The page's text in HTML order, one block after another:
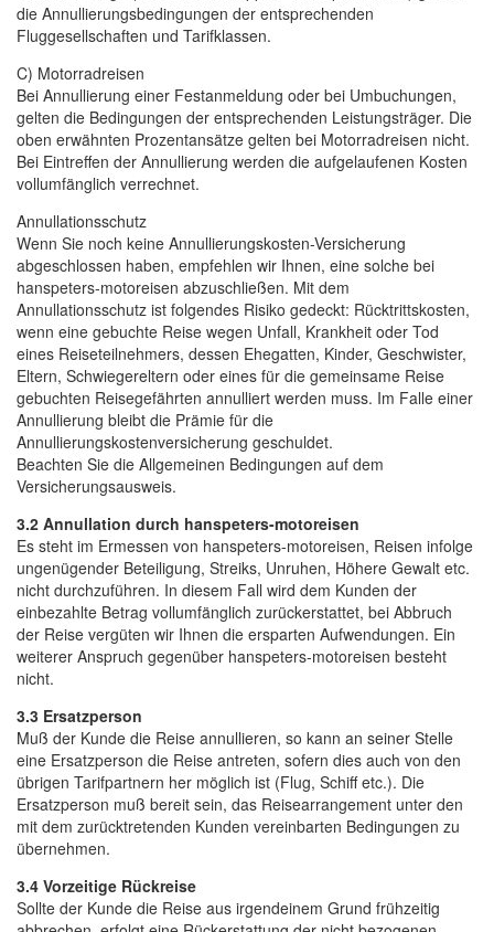
die Annullierungsbedingungen der entsprechenden
Fluggesellschaften und Tarifklassen.
C) Motorradreisen
Bei Annullierung einer Festanmeldung oder bei Umbuchungen,
gelten die Bedingungen der entsprechenden Leistungsträger. Die
oben erwähnten Prozentansätze gelten bei Motorradreisen nicht.
Bei Eintreffen der Annullierung werden die aufgelaufenen Kosten
vollumfänglich verrechnet.
Annullationsschutz
Wenn Sie noch keine Annullierungskosten-Versicherung
abgeschlossen haben, empfehlen wir Ihnen, eine solche bei
hanspeters-motoreisen abzuschließen. Mit dem
Annullationsschutz ist folgendes Risiko gedeckt: Rücktrittskosten,
wenn eine gebuchte Reise wegen Unfall, Krankheit oder Tod
eines Reiseteilnehmers, dessen Ehegatten, Kinder, Geschwister,
Eltern, Schwiegereltern oder eines für die gemeinsame Reise
gebuchten Reisegefährten annulliert werden muss. Im Falle einer
Annullierung bleibt die Prämie für die
Annullierungskostenversicherung geschuldet.
Beachten Sie die Allgemeinen Bedingungen auf dem
Versicherungsausweis.
3.2 Annullation durch hanspeters-motoreisen
Es steht im Ermessen von hanspeters-motoreisen, Reisen infolge
ungenügender Beteiligung, Streiks, Unruhen, Höhere Gewalt etc.
nicht durchzuführen. In diesem Fall wird dem Kunden der
einbezahlte Betrag vollumfänglich zurückerstattet, bei Abbruch
der Reise vergüten wir Ihnen die ersparten Aufwendungen. Ein
weiterer Anspruch gegenüber hanspeters-motoreisen besteht
nicht.
3.3 Ersatzperson
Muß der Kunde die Reise annullieren, so kann an seiner Stelle
eine Ersatzperson die Reise antreten, sofern dies auch von den
übrigen Tarifpartnern her möglich ist (Flug, Schiff etc.). Die
Ersatzperson muß bereit sein, das Reisearrangement unter den
mit dem zurücktretenden Kunden vereinbarten Bedingungen zu
übernehmen.
3.4 Vorzeitige Rückreise
Sollte der Kunde die Reise aus irgendeinem Grund frühzeitig